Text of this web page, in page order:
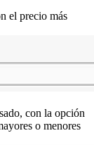
el precio más
con la opción
o menores